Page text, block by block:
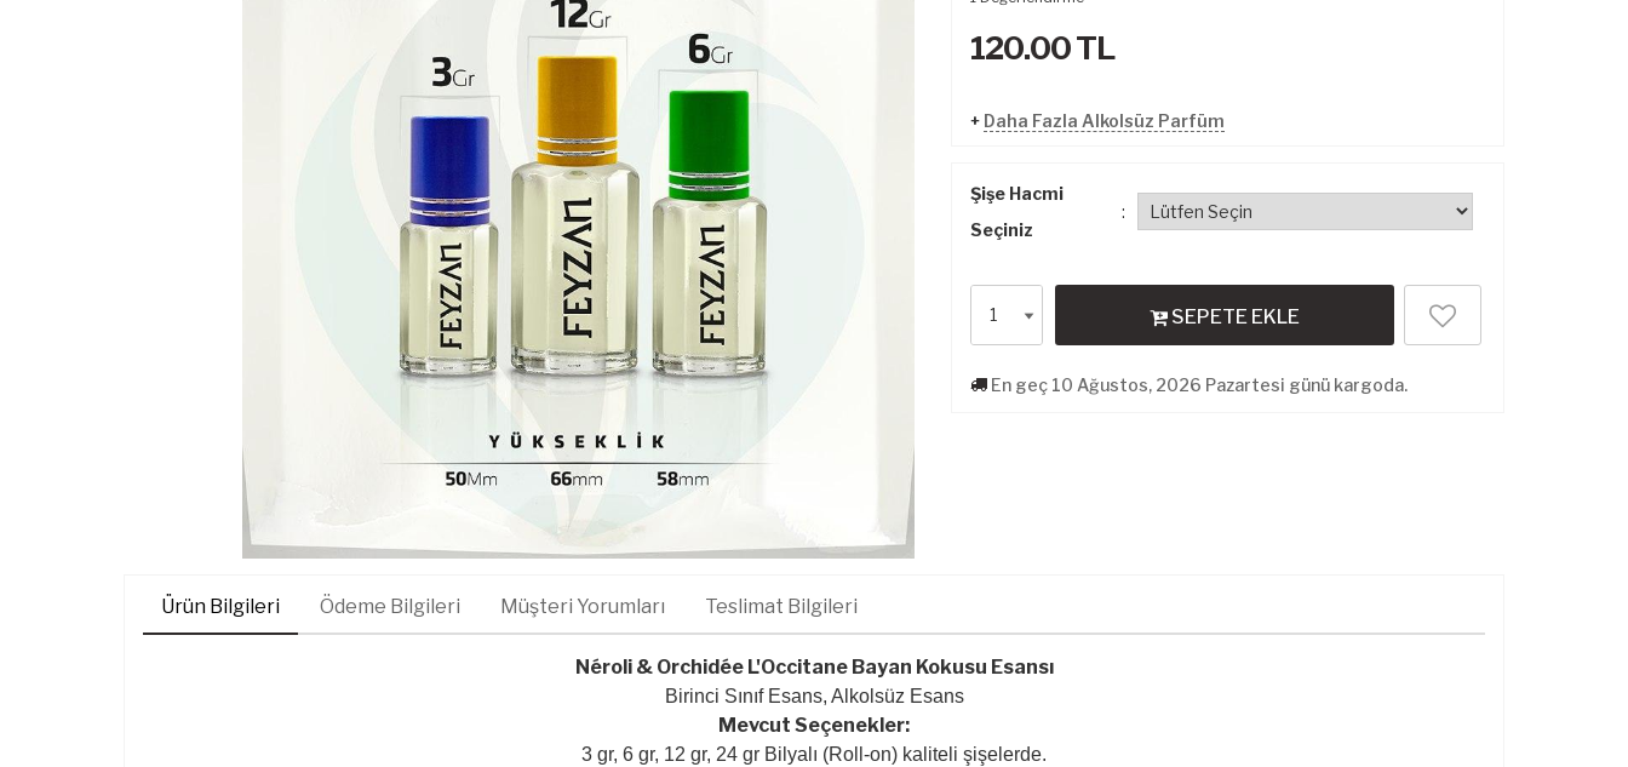
120.00TL
+ Daha Fazla Alkolsüz Parfüm
Şişe Hacmi
Seçiniz
:
SEPETE EKLE
En geç 10 Ağustos, 2026 Pazartesi günü kargoda.
Ürün Bilgileri Ödeme Bilgileri Müşteri Yorumları Teslimat Bilgileri
Néroli & Orchidée L'Occitane Bayan Kokusu Esansı
Birinci Sınıf Esans, Alkolsüz Esans
Mevcut Seçenekler:
3 gr, 6 gr, 12 gr, 24 gr Bilyalı (Roll-on) kaliteli şişelerde.